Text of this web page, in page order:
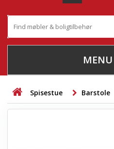
MENU
STUE
Spisestue Barstole